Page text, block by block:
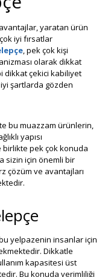
yaratan ürün
iyi fırsatlar
, pek çok kişi
olarak dikkat
dikkat çekici kabiliyet
şartlarda gözden
bu muazzam ürünlerin,
yapısı
birlikte pek çok konuda
sizin için önemli bir
çözüm ve avantajları
yelpazenin insanlar için
Dikkatle
kapasitesi üst
Bu konuda verimliliği